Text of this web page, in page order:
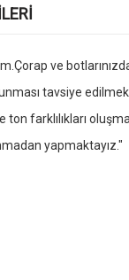
ve
tavsiye
farklılıkları
yapmaktayız."